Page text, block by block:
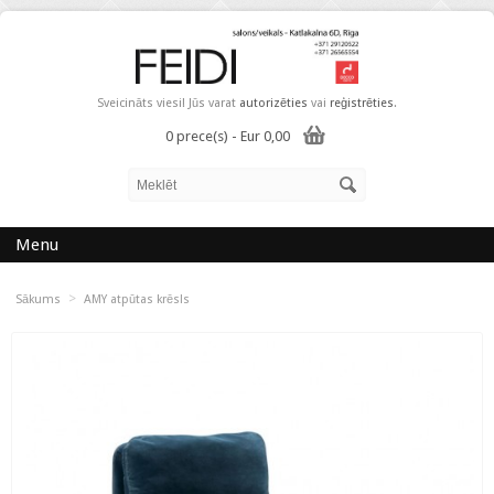
Sveicināts viesi! Jūs varat autorizēties vai reģistrēties.
0 prece(s) - Eur 0,00
Menu
Sākums > AMY atpūtas krēsls